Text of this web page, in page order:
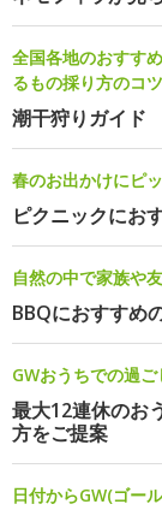
全国各地のおすす
るもの採り方のコ
潮干狩りガイド
春のお出かけにピ
ピクニックにお
自然の中で家族や
BBQにおすすめ
GWおうちでの過
最大12連休のお
方をご提案
日付からGW(ゴー